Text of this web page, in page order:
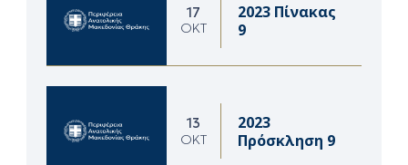
17
ΟΚΤ
2023 Πίνακας
9
13
ΟΚΤ
2023
Πρόσκληση 9